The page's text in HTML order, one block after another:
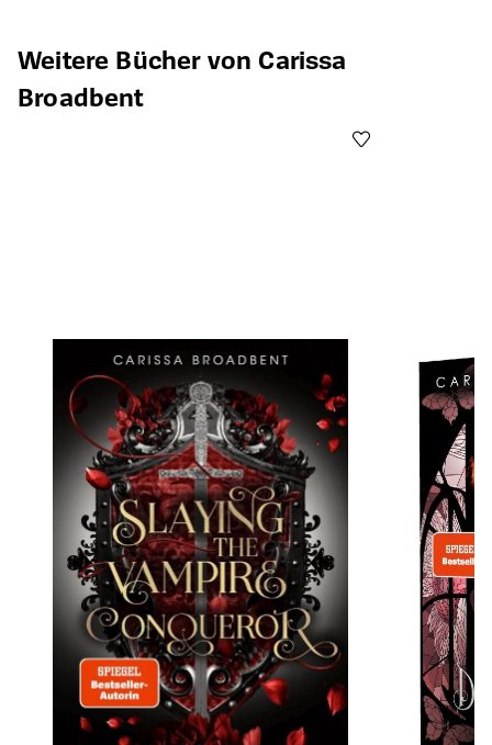
Produktgalerie überspringen
Weitere Bücher von Carissa
Broadbent